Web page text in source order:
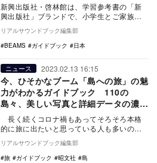
新興出版社・啓林館は、学習参考書の「新
興出版社」ブランドで、小学生とご家族の
ための都道府県ガイドブック『小学生から
の都道府県おで…
リアルサウンドブック編集部
BEAMS
ガイドブック 日本
ニュース 2023.02.13 16:15
今、ひそかなブーム「島への旅」の魅
力がわかるガイドブック 110の
島々、美しい写真と詳細データの濃い
内容
長く続くコロナ禍もあってそろそろ本格
的に旅に出たいと思っている人も多いので
はないだろうか。そんな中で今、ひそかな
ブームとな…
リアルサウンドブック編集部
旅
ガイドブック 昭文社 島